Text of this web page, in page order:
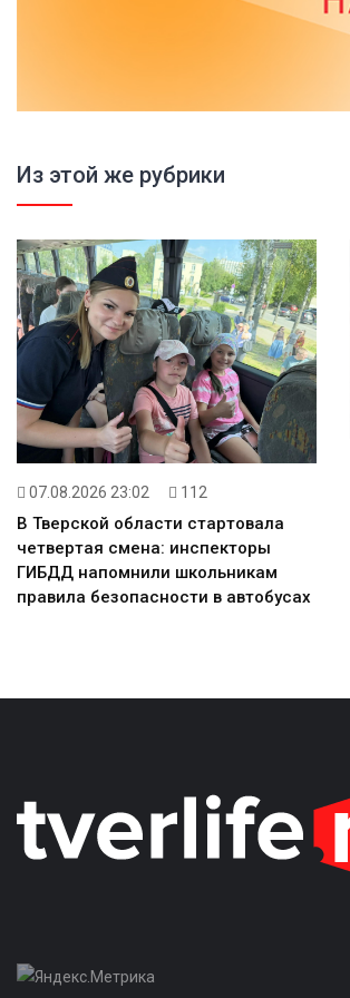
Из этой же рубрики
07.08.2026 23:02 112
В Тверской области стартовала
четвертая смена: инспекторы
ГИБДД напомнили школьникам
правила безопасности в автобусах